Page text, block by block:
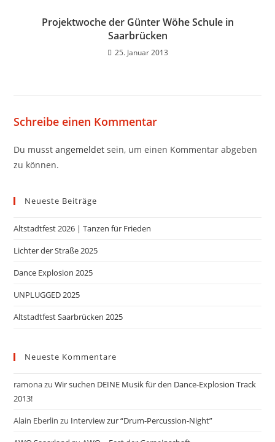
Projektwoche der Günter Wöhe Schule in
Saarbrücken
25. Januar 2013
Schreibe einen Kommentar
Du musstangemeldet sein, um einen Kommentar abgeben
zu können.
Neueste Beiträge
Altstadtfest 2026 | Tanzen für Frieden
Lichter der Straße 2025
Dance Explosion 2025
UNPLUGGED 2025
Altstadtfest Saarbrücken 2025
Neueste Kommentare
ramonazuWir suchen DEINE Musik für den Dance-Explosion Track
2013!
Alain Eberlin zu Interview zur “Drum-Percussion-Night”